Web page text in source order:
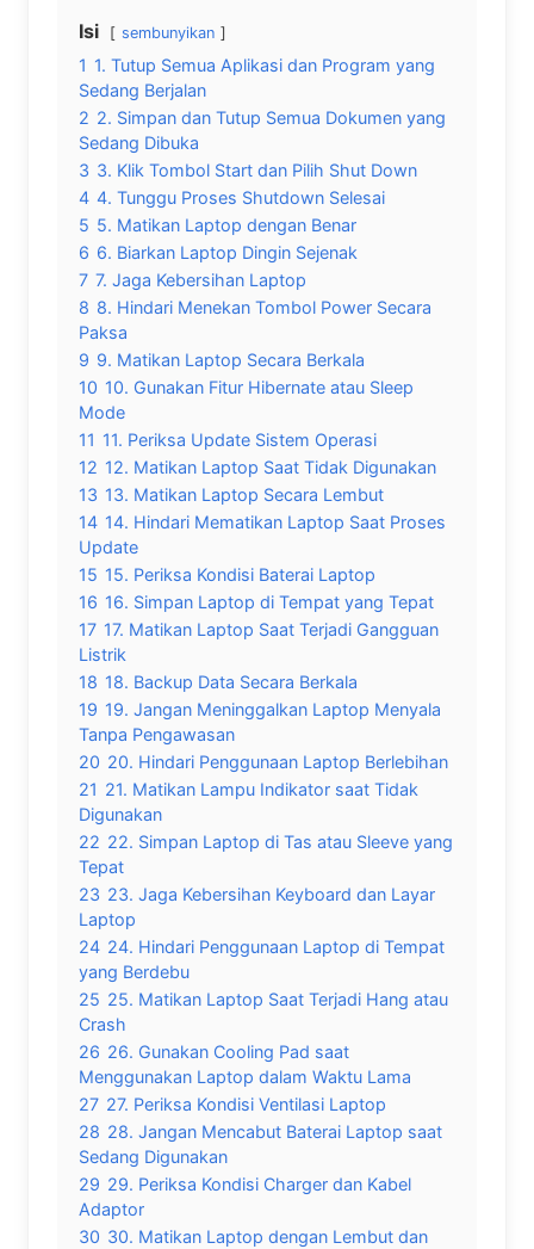
Isi sembunyikan
1 1. Tutup Semua Aplikasi dan Program yang
Sedang Berjalan
2 2. Simpan dan Tutup Semua Dokumen yang
Sedang Dibuka
3 3. Klik Tombol Start dan Pilih Shut Down
4 4. Tunggu Proses Shutdown Selesai
5 5. Matikan Laptop dengan Benar
6 6. Biarkan Laptop Dingin Sejenak
7 7. Jaga Kebersihan Laptop
8 8. Hindari Menekan Tombol Power Secara
Paksa
9 9. Matikan Laptop Secara Berkala
10 10. Gunakan Fitur Hibernate atau Sleep
Mode
11 11. Periksa Update Sistem Operasi
12 12. Matikan Laptop Saat Tidak Digunakan
13 13. Matikan Laptop Secara Lembut
14 14. Hindari Mematikan Laptop Saat Proses
Update
15 15. Periksa Kondisi Baterai Laptop
16 16. Simpan Laptop di Tempat yang Tepat
17 17. Matikan Laptop Saat Terjadi Gangguan
Listrik
18 18. Backup Data Secara Berkala
19 19. Jangan Meninggalkan Laptop Menyala
Tanpa Pengawasan
20 20. Hindari Penggunaan Laptop Berlebihan
21 21. Matikan Lampu Indikator saat Tidak
Digunakan
22 22. Simpan Laptop di Tas atau Sleeve yang
Tepat
23 23. Jaga Kebersihan Keyboard dan Layar
Laptop
24 24. Hindari Penggunaan Laptop di Tempat
yang Berdebu
25 25. Matikan Laptop Saat Terjadi Hang atau
Crash
26 26. Gunakan Cooling Pad saat
Menggunakan Laptop dalam Waktu Lama
27 27. Periksa Kondisi Ventilasi Laptop
28 28. Jangan Mencabut Baterai Laptop saat
Sedang Digunakan
29 29. Periksa Kondisi Charger dan Kabel
Adaptor
30 30. Matikan Laptop dengan Lembut dan